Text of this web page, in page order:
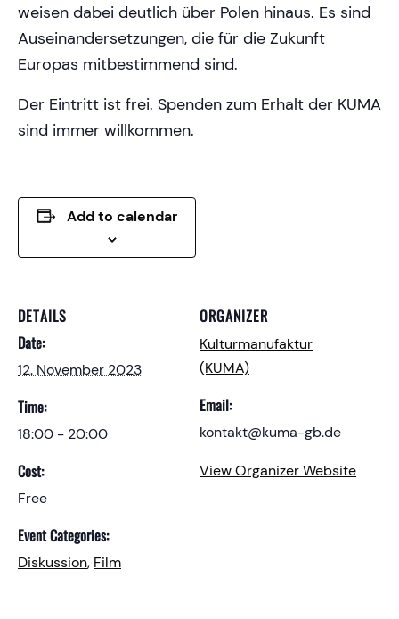
weisen dabei deutlich über Polen hinaus. Es sind
Auseinandersetzungen, die für die Zukunft
Europas mitbestimmend sind.
Der Eintritt ist frei. Spenden zum Erhalt der KUMA
sind immer willkommen.
Add to calendar
DETAILS
Date:
12. November 2023
Time:
18:00 - 20:00
Cost:
Free
Event Categories:
Diskussion, Film
ORGANIZER
Kulturmanufaktur
(KUMA)
Email:
kontakt@kuma-gb.de
View Organizer Website